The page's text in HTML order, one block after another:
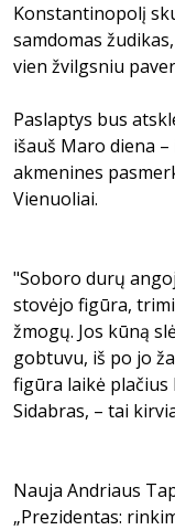
Konstantinopolį
samdomas
vien žvilgsniu
Paslaptys bus
išauš Maro diena
akmenines
Vienuoliai.
"Soboro durų
stovėjo figūra,
žmogų. Jos kūną
gobtuvu, iš po jo
figūra laikė plačius
Sidabras, – tai
Nauja Andriaus
„Prezidentas: